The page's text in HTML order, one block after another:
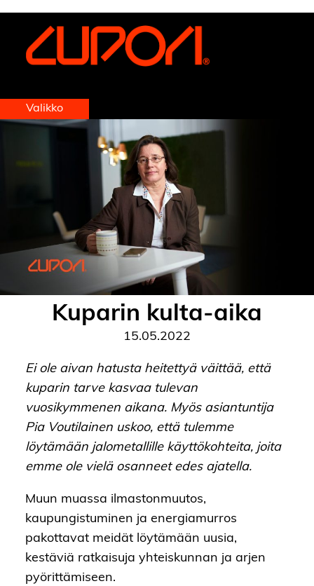
https://www.cupori.com/fi/etusivu
Valikko
Kuparin kulta-aika
15.05.2022
Ei ole aivan hatusta heitettyä väittää, että
kuparin tarve kasvaa tulevan
vuosikymmenen aikana. Myös asiantuntija
Pia Voutilainen uskoo, että tulemme
löytämään jalometallille käyttökohteita, joita
emme ole vielä osanneet edes ajatella.
Muun muassa ilmastonmuutos,
kaupungistuminen ja energiamurros
pakottavat meidät löytämään uusia,
kestäviä ratkaisuja yhteiskunnan ja arjen
pyörittämiseen.